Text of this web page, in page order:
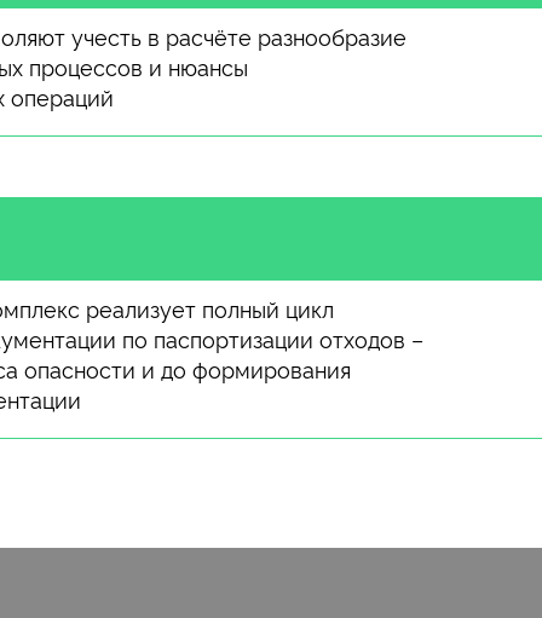
учесть в расчёте разнообразие
процессов и нюансы
операций
реализует полный цикл
по паспортизации отходов –
опасности и до формирования